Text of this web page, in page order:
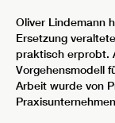
Oliver Lindemann
Ersetzung
praktisch erprobt.
Vorgehensmodell
Arbeit wurde von